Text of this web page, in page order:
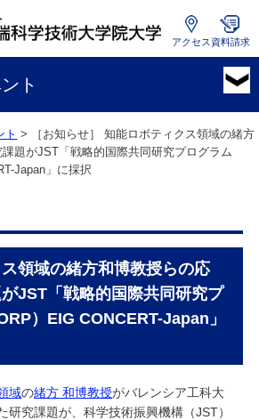
アクセス 資料請求
ト
ト > ［お知らせ］知能ロボティクス領域の緒方
題がJST「戦略的国際共同研究プログラム
Japan」に採択
領域の緒方和博教授らの応
JST「戦略的国際共同研究プ
）EIG CONCERT-Japan」
域の緒方 和博教授がバレンシア工科大
研究課題が、科学技術振興機構（JST）